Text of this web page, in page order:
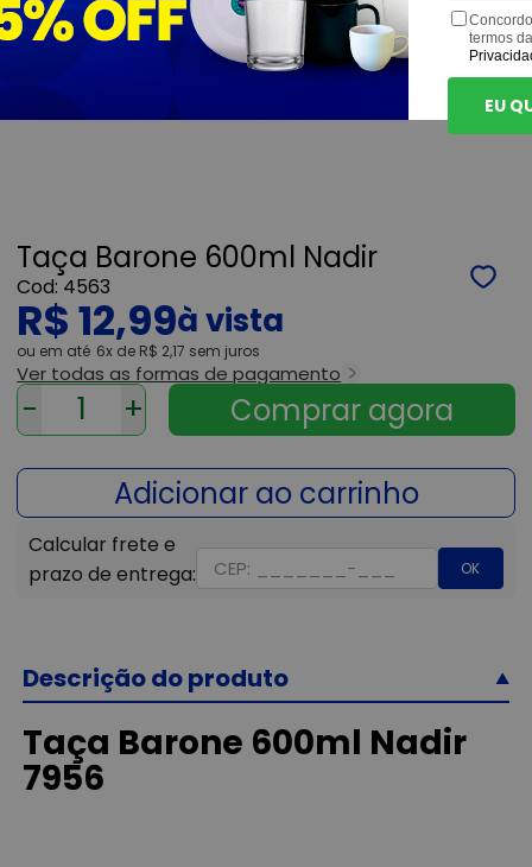
Taça Barone 600ml Nadir
4563
R$ 12,99
ou 6x de R$ 2,17 sem juros
Ver todas as formas de pagamento
- +
OK
Descrição do produto
Taça Barone 600ml Nadir
7956
termos
EU